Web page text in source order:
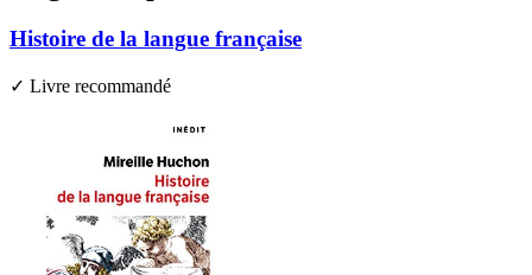
Histoire de la langue française
✓ Livre recommandé